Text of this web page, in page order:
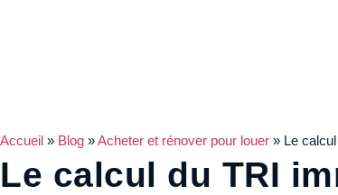
Accueil » Blog »Acheter et rénover pour louer » Le
Le calcul du TRI